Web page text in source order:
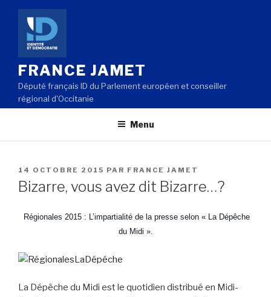
Aller
contenu
principal
FRANCE JAMET
Député français ID du Parlement européen et conseiller
régional d'Occitanie
Menu
PUBLIÉ
LE
14 OCTOBRE 2015 PAR FRANCE JAMET
Bizarre, vous avez dit Bizarre…?
Régionales 2015 : L’impartialité de la presse selon « La Dépêche
du Midi ».
La Dépêche du Midi est le quotidien distribué en Midi-